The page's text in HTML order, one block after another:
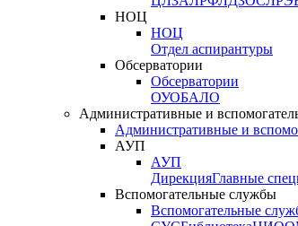
НОЦ
НОЦ
Отдел аспирантуры
Обсерватории
Обсерватории
ОУОБАЛО
Административные и
Административные и
АУП
АУП
ДирекцияГлавные
Вспомогательные службы
Вспомогательные